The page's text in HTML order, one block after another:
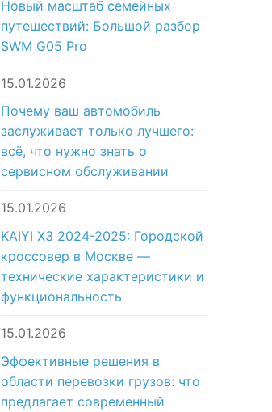
Новый масштаб семейных
путешествий: Большой разбор
SWM G05 Pro
15.01.2026
Почему ваш автомобиль
заслуживает только лучшего:
всё, что нужно знать о
сервисном обслуживании
15.01.2026
KAIYI X3 2024-2025: Городской
кроссовер в Москве —
технические характеристики и
функциональность
15.01.2026
Эффективные решения в
области перевозки грузов: что
предлагает современный